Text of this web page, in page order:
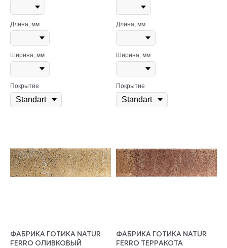
Длина, мм
Ширина, мм
Покрытие
Длина, мм
Ширина, мм
Покрытие
ФАБРИКА ГОТИКА NATUR
FERRO ОЛИВКОВЫЙ
ФАБРИКА ГОТИКА NATUR
FERRO ТЕРРАКОТА